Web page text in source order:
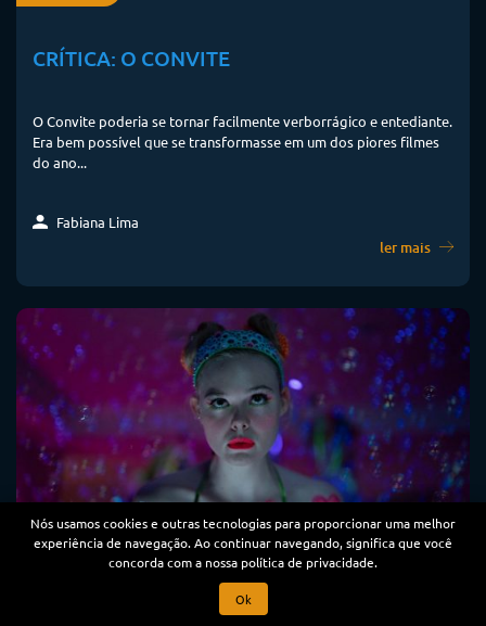
CRÍTICA: O CONVITE
O Convite poderia se tornar facilmente verborrágico e entediante.
Era bem possível que se transformasse em um dos piores filmes
do ano...
Fabiana Lima
ler mais
Nós usamos cookies e outras tecnologias para proporcionar uma melhor
experiência de navegação. Ao continuar navegando, significa que você
concorda com a nossa política de privacidade.
Ok